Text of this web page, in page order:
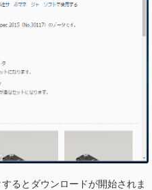
るとダウンロードが開始されま